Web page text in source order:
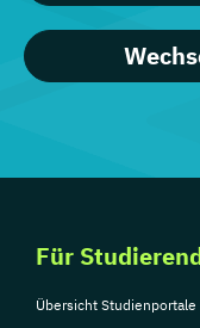
Für
Übersicht Studienportale